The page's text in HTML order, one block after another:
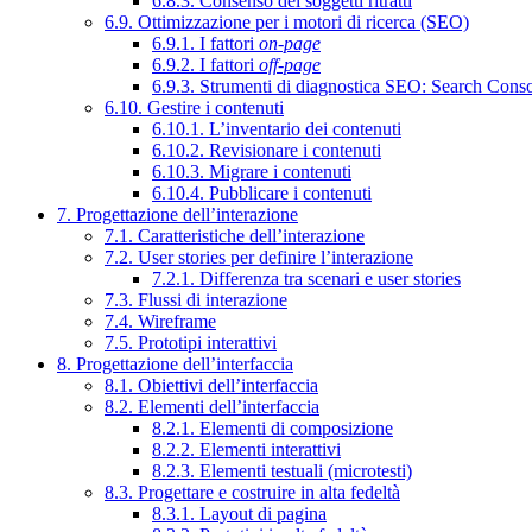
6.9. Ottimizzazione per i motori di ricerca (SEO)
6.9.1. I fattori on-page
6.9.2. I fattori off-page
6.9.3. Strumenti di diagnostica SEO: Search
6.10. Gestire i contenuti
6.10.1. L’inventario dei contenuti
6.10.2. Revisionare i contenuti
6.10.3. Migrare i contenuti
6.10.4. Pubblicare i contenuti
7. Progettazione dell’interazione
7.1. Caratteristiche dell’interazione
7.2. User stories per definire l’interazione
7.2.1. Differenza tra scenari e user stories
7.3. Flussi di interazione
7.4. Wireframe
7.5. Prototipi interattivi
8. Progettazione dell’interfaccia
8.1. Obiettivi dell’interfaccia
8.2. Elementi dell’interfaccia
8.2.1. Elementi di composizione
8.2.2. Elementi interattivi
8.2.3. Elementi testuali (microtesti)
8.3. Progettare e costruire in alta fedeltà
8.3.1. Layout di pagina